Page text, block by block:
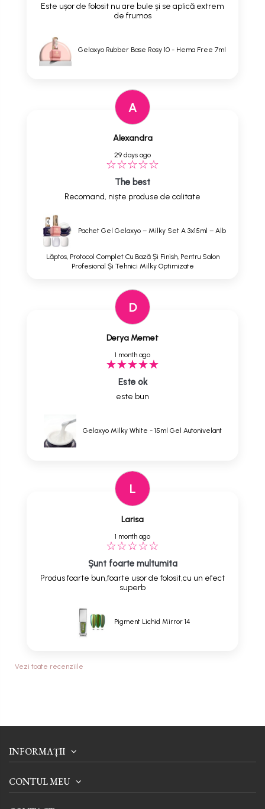
Este ușor de folosit nu are bule și se aplică extrem
de frumos
Gelaxyo Rubber Base Rosy 10 - Hema Free 7ml
A
Alexandra
29 days ago
The best
Recomand, niște produse de calitate
Pachet Gel Gelaxyo – Milky Set A 3x15ml – Alb
Lăptos, Protocol Complet Cu Bază Și Finish, Pentru Salon
Profesional Și Tehnici Milky Optimizate
D
Derya Memet
1 month ago
Este ok
este bun
Gelaxyo Milky White - 15ml Gel Autonivelant
L
Larisa
1 month ago
Șunt foarte multumita
Produs foarte bun,foarte usor de folosit,cu un efect
superb
Pigment Lichid Mirror 14
Vezi toate recenziile
INFORMAȚII
CONTUL MEU